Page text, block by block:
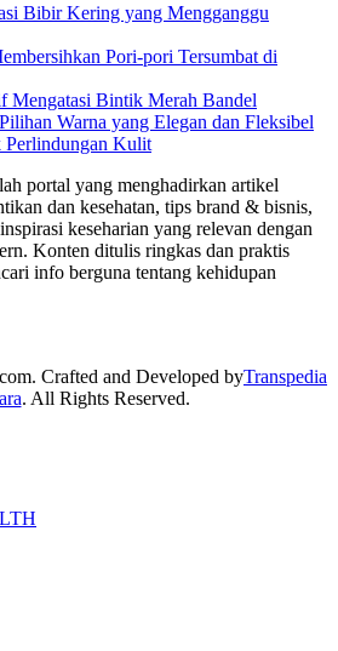
Bibir Kering yang Mengganggu
Pori-pori Tersumbat di
Mengatasi Bintik Merah Bandel
Warna yang Elegan dan Fleksibel
Perlindungan Kulit
portal yang menghadirkan artikel
dan kesehatan, tips brand & bisnis,
keseharian yang relevan dengan
Konten ditulis ringkas dan praktis
info berguna tentang kehidupan
Crafted and Developed byTranspedia
. All Rights Reserved.